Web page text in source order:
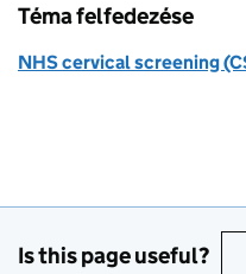
Téma felfedezése
NHS cervical screening
Is this page useful?